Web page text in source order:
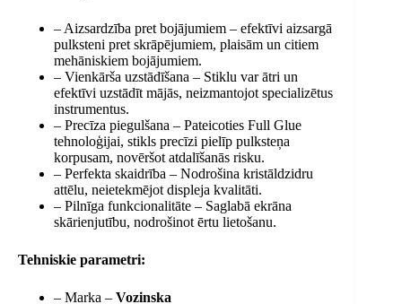
– Aizsardzība pret bojājumiem – efektīvi aizsargā
pulksteni pret skrāpējumiem, plaisām un citiem
mehāniskiem bojājumiem.
– Vienkārša uzstādīšana – Stiklu var ātri un
efektīvi uzstādīt mājās, neizmantojot specializētus
instrumentus.
– Precīza piegulšana – Pateicoties Full Glue
tehnoloģijai, stikls precīzi pielīp pulksteņa
korpusam, novēršot atdalīšanās risku.
– Perfekta skaidrība – Nodrošina kristāldzidru
attēlu, neietekmējot displeja kvalitāti.
– Pilnīga funkcionalitāte – Saglabā ekrāna
skārienjutību, nodrošinot ērtu lietošanu.
Tehniskie parametri:
– Marka – Vozinska